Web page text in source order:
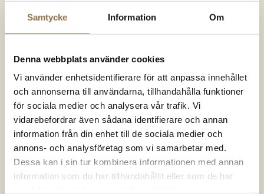
Samtycke Information Om
Denna webbplats använder cookies
Vi använder enhetsidentifierare för att anpassa innehållet
och annonserna till användarna, tillhandahålla funktioner
för sociala medier och analysera vår trafik. Vi
vidarebefordrar även sådana identifierare och annan
information från din enhet till de sociala medier och
annons- och analysföretag som vi samarbetar med.
Dessa kan i sin tur kombinera informationen med annan
information som du har tillhandahållit eller som de har
Hel Svartpeppar
Tellicherry
Betygsatt
4.87av 5
63.00kr(100 gram)
630.00
KÖP NU
Kryddburk 110 ml
19.00
KÖP NU
SNART I
LAGER IGEN